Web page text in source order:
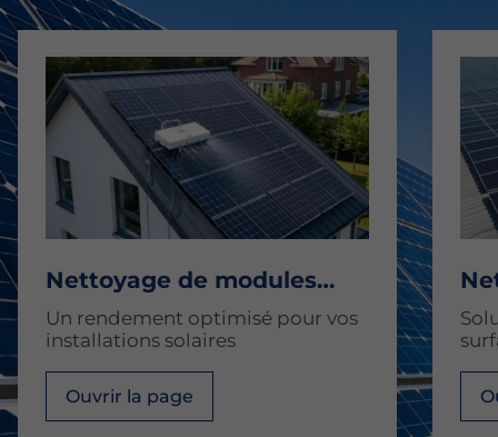
Nettoyage de modules
solaires
Un rendement optimisé pour vos
installations solaires
Ouvrir la page